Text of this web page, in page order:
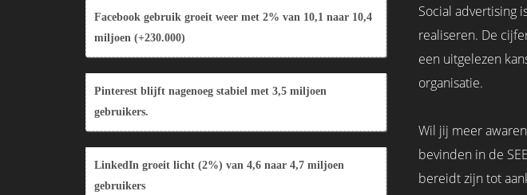
Social advertising
realiseren. De
een uitgelezen
organisatie.
Wil jij meer
bevinden in de
bereidt zijn tot
Facebook gebruik groeit weer met 2% van 10,1 naar 10,4
miljoen (+230.000)
Pinterest blijft nagenoeg stabiel met 3,5 miljoen
gebruikers.
LinkedIn groeit licht (2%) van 4,6 naar 4,7 miljoen
gebruikers